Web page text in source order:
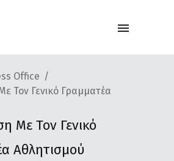
Office
Τον Γενικό Γραμματέα
Με Τον Γενικό
Αθλητισμού